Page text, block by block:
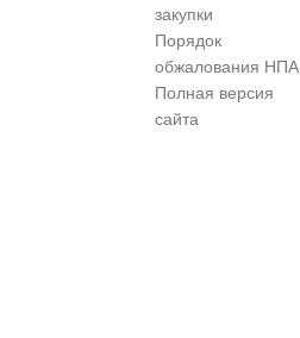
закупки
Порядок
обжалования НПА
Полная версия
сайта